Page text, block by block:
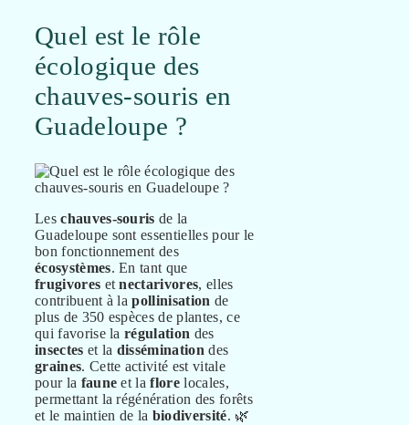
Quel est le rôle
écologique des
chauves-souris en
Guadeloupe ?
Leschauves-souris de la
Guadeloupe sont essentielles pour le
bon fonctionnement des
écosystèmes. En tant que
frugivores etnectarivores, elles
contribuent à lapollinisation de
plus de 350 espèces de plantes, ce
qui favorise larégulation des
insectes et la dissémination des
graines. Cette activité est vitale
pour la faune et laflore locales,
permettant la régénération des forêts
et le maintien de la biodiversité. 🌿